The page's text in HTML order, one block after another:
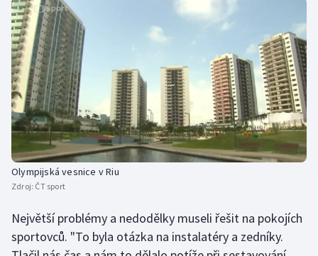
Olympijská vesnice v Riu
Zdroj: ČT sport
Největší problémy a nedodělky museli řešit na pokojích
sportovců. "To byla otázka na instalatéry a zedníky.